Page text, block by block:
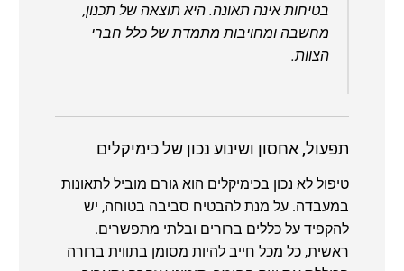
בטיחות אינה תאונה. היא תוצאה של תכנון,
מחשבה ומחויבות מתמדת של כלל חברי
הצוות.
תפעול, אחסון ושינוע נכון של כימיקלים
טיפול לא נכון בכימיקלים הוא גורם מוביל לתאונות
במעבדה. על מנת להבטיח סביבה בטוחה, יש
להקפיד על כללים ברורים ובלתי מתפשרים.
ראשית, כל מכל חייב להיות מסומן בתווית ברורה